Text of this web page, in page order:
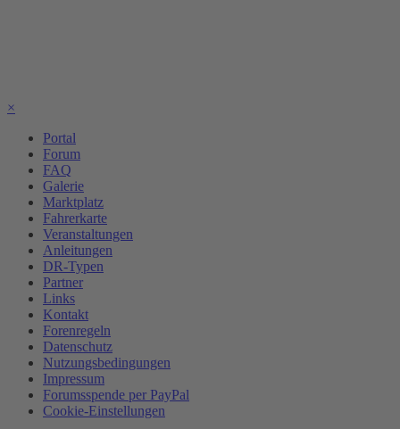
×
Portal
Forum
FAQ
Galerie
Marktplatz
Fahrerkarte
Veranstaltungen
Anleitungen
DR-Typen
Partner
Links
Kontakt
Forenregeln
Datenschutz
Nutzungsbedingungen
Impressum
Forumsspende per PayPal
Cookie-Einstellungen